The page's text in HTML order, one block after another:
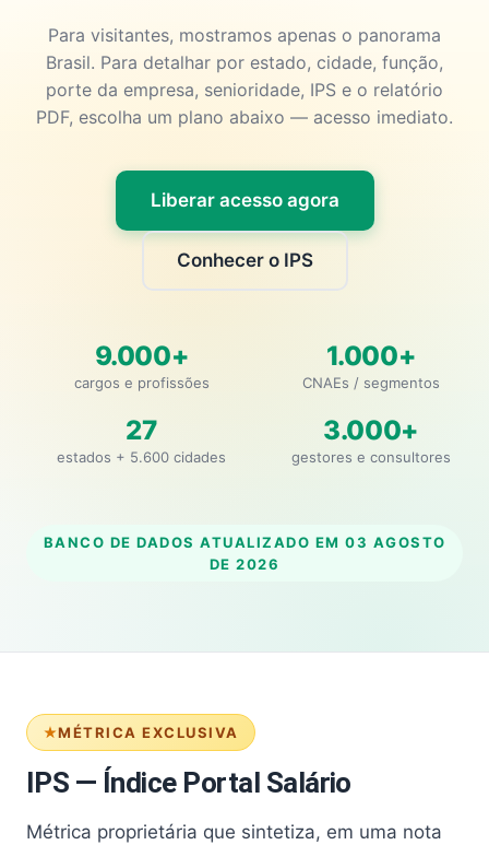
Para visitantes, mostramos apenas o panorama
Brasil. Para detalhar por estado, cidade, função,
porte da empresa, senioridade, IPS e o relatório
PDF, escolha um plano abaixo — acesso imediato.
Liberar acesso agora
Conhecer o IPS
9.000+
cargos e profissões
1.000+
CNAEs / segmentos
27
estados + 5.600 cidades
3.000+
gestores e consultores
BANCO DE DADOS ATUALIZADO EM 03 AGOSTO
DE 2026
MÉTRICA EXCLUSIVA
IPS — Índice Portal Salário
Métrica proprietária que sintetiza, em uma nota